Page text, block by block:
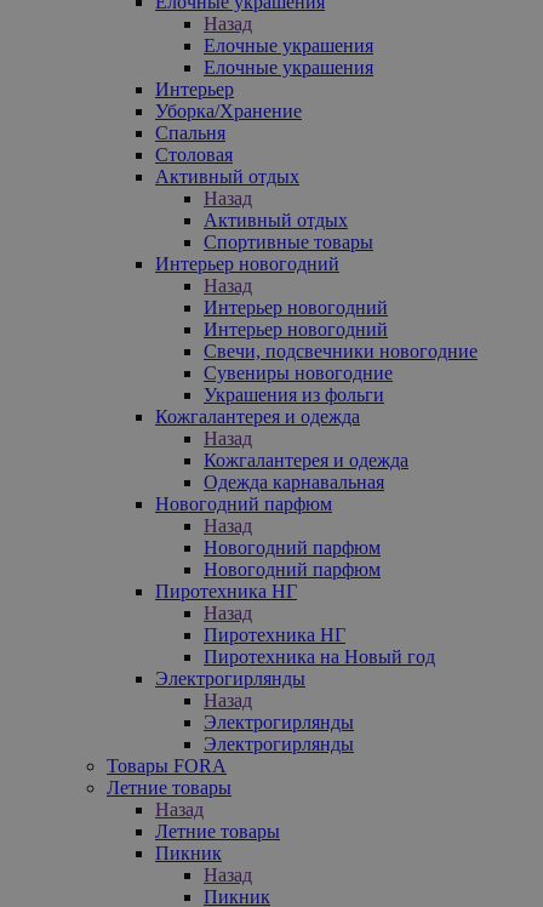
Назад
Елочные украшения
Елочные украшения
Интерьер
Уборка/Хранение
Спальня
Столовая
Активный отдых
Назад
Активный отдых
Спортивные товары
Интерьер новогодний
Назад
Интерьер новогодний
Интерьер новогодний
Свечи, подсвечники новогодние
Сувениры новогодние
Украшения из фольги
Кожгалантерея и одежда
Назад
Кожгалантерея и одежда
Одежда карнавальная
Новогодний парфюм
Назад
Новогодний парфюм
Новогодний парфюм
Пиротехника НГ
Назад
Пиротехника НГ
Пиротехника на Новый год
Электрогирлянды
Назад
Электрогирлянды
Электрогирлянды
Товары FORA
Летние товары
Назад
Летние товары
Пикник
Назад
Пикник